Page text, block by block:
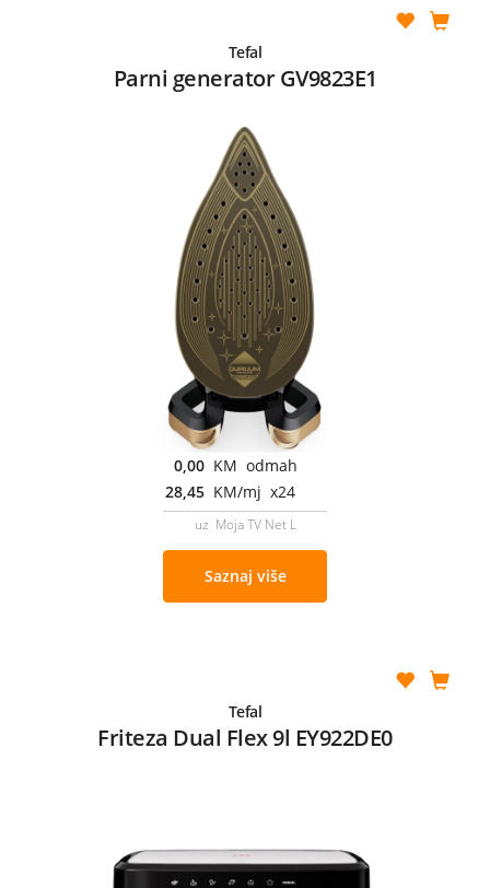
Tefal
Parni generator GV9823E1
0,00 KM odmah
28,45 KM/mj x24
uz Moja TV Net L
Saznaj više
Tefal
Friteza Dual Flex 9l EY922DE0